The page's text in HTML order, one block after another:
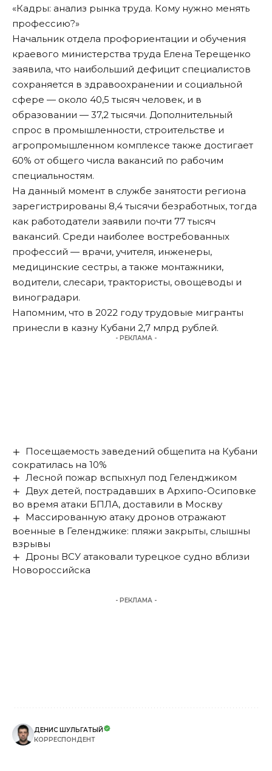
«Кадры: анализ рынка труда. Кому нужно менять
профессию?»
Начальник отдела профориентации и обучения
краевого министерства труда Елена Терещенко
заявила, что наибольший дефицит специалистов
сохраняется в здравоохранении и социальной
сфере — около 40,5 тысяч человек, и в
образовании — 37,2 тысячи. Дополнительный
спрос в промышленности, строительстве и
агропромышленном комплексе также достигает
60% от общего числа вакансий по рабочим
специальностям.
На данный момент в службе занятости региона
зарегистрированы 8,4 тысячи безработных, тогда
как работодатели заявили почти 77 тысяч
вакансий. Среди наиболее востребованных
профессий — врачи, учителя, инженеры,
медицинские сестры, а также монтажники,
водители, слесари, трактористы, овощеводы и
виноградари.
Напомним, что в 2022 году трудовые мигранты
принесли в казну Кубани 2,7 млрд рублей.
- РЕКЛАМА -
Посещаемость заведений общепита на Кубани
сократилась на 10%
Лесной пожар вспыхнул под Геленджиком
Двух детей, пострадавших в Архипо-Осиповке
во время атаки БПЛА, доставили в Москву
Массированную атаку дронов отражают
военные в Геленджике: пляжи закрыты, слышны
взрывы
Дроны ВСУ атаковали турецкое судно вблизи
Новороссийска
- РЕКЛАМА -
ДЕНИС ШУЛЬГАТЫЙ
КОРРЕСПОНДЕНТ